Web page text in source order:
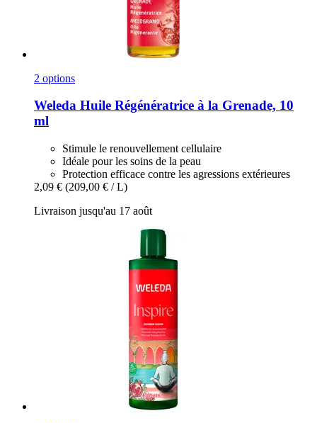
2 options
Weleda Huile Régénératrice à la Grenade, 10
ml
Stimule le renouvellement cellulaire
Idéale pour les soins de la peau
Protection efficace contre les agressions extérieures
2,09 € (209,00 € / L)
Livraison jusqu'au 17 août